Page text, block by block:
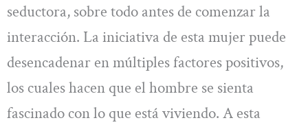
seductora, sobre todo antes de comenzar la
interacción. La iniciativa de esta mujer puede
desencadenar en múltiples factores positivos,
los cuales hacen que el hombre se sienta
fascinado con lo que está viviendo. A esta